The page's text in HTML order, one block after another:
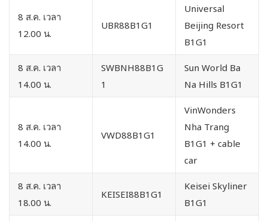
8 ส.ค. เวลา
12.00 น.
UBR88B1G1
Universal
Beijing Resort
B1G1
8 ส.ค. เวลา
14.00 น.
SWBNH88B1G
1
Sun World Ba
Na Hills B1G1
8 ส.ค. เวลา
14.00 น.
VWD88B1G1
VinWonders
Nha Trang
B1G1 + cable
car
8 ส.ค. เวลา
18.00 น.
KEISEI88B1G1
Keisei Skyliner
B1G1